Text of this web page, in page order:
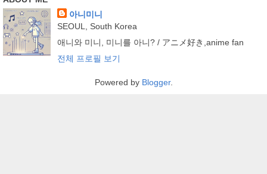
아니미니
SEOUL, South Korea
애니와 미니, 미니를 아니? / アニメ好き,anime fan
전체 프로필 보기
Powered by Blogger.